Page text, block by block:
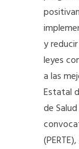
y
leyes
a las
Estatal
de